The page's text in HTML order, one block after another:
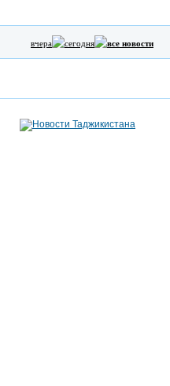
вчера сегодня все новости